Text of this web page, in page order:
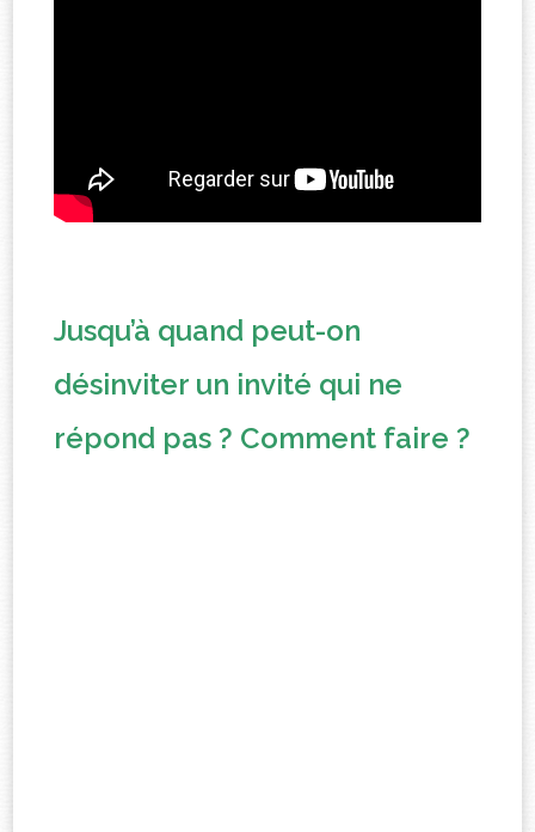
Jusqu’à quand peut-on
désinviter un invité qui ne
répond pas ? Comment faire ?